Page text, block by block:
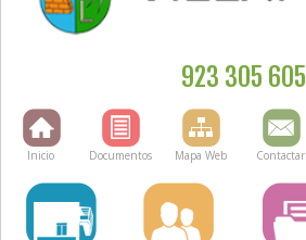
923 305 605
Inicio Documentos Mapa Web Contactar